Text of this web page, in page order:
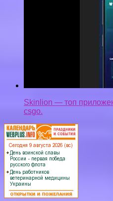
Skinlion — топ
csgo.